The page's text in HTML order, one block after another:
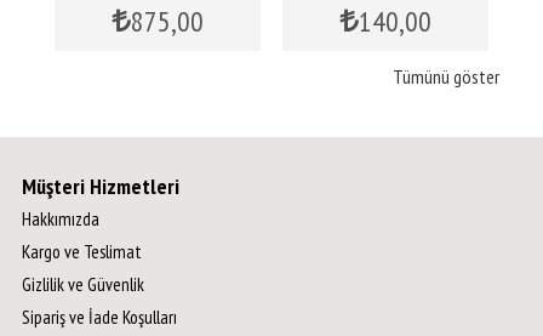
875,00 140,00
Tümünü göster
Müşteri Hizmetleri
Hakkımızda
Kargo ve Teslimat
Gizlilik ve Güvenlik
Sipariş ve İade Koşulları